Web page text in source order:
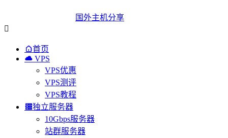
国外主机分享

首页
 VPS
VPS优惠
VPS测评
VPS教程
独立服务器
10Gbps服务器
站群服务器